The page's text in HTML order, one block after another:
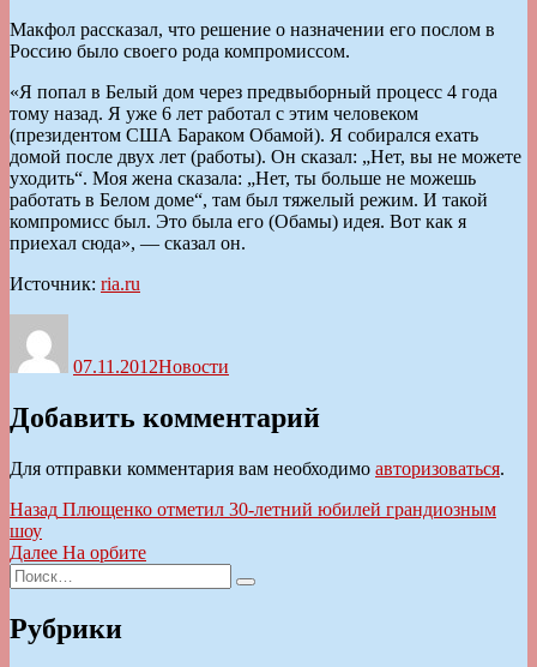
Макфол рассказал, что решение о назначении его послом в
Россию было своего рода компромиссом.
«Я попал в Белый дом через предвыборный процесс 4 года
тому назад. Я уже 6 лет работал с этим человеком
(президентом США Бараком Обамой). Я собирался ехать
домой после двух лет (работы). Он сказал: „Нет, вы не можете
уходить“. Моя жена сказала: „Нет, ты больше не можешь
работать в Белом доме“, там был тяжелый режим. И такой
компромисс был. Это была его (Обамы) идея. Вот как я
приехал сюда», — сказал он.
Источник: ria.ru
07.11.2012Новости
Добавить комментарий
Для отправки комментария вам необходимо авторизоваться.
Навигация
по
записям
Назад Предыдущая
Плющенко отметил 30-летний юбилей грандиозным
шоу
Далее Следующая
На орбите
Искать:
Поиск
Рубрики